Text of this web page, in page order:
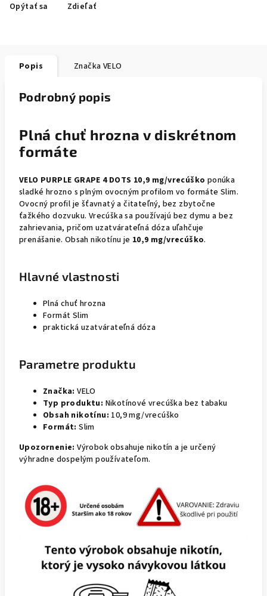
Opýtať sa Zdieľať
Popis Značka VELO
Podrobný popis
Plná chuť hrozna v diskrétnom
formáte
VELO PURPLE GRAPE 4 DOTS 10,9 mg/vrecúško ponúka
sladké hrozno s plným ovocným profilom vo formáte Slim.
Ovocný profil je šťavnatý a čitateľný, bez zbytočne
ťažkého dozvuku. Vrecúška sa používajú bez dymu a bez
zahrievania, pričom uzatvárateľná dóza uľahčuje
prenášanie. Obsah nikotínu je 10,9 mg/vrecúško.
Hlavné vlastnosti
Plná chuť hrozna
Formát Slim
praktická uzatvárateľná dóza
Parametre produktu
Značka: VELO
Typ produktu: Nikotínové vrecúška bez tabaku
Obsah nikotínu: 10,9 mg/vrecúško
Formát: Slim
Upozornenie: Výrobok obsahuje nikotín a je určený
výhradne dospelým používateľom.